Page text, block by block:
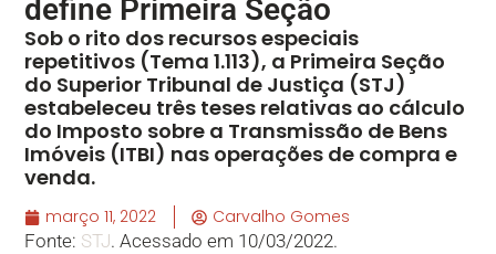
define Primeira Seção
Sob o rito dos recursos especiais
repetitivos (Tema 1.113), a Primeira Seção
do Superior Tribunal de Justiça (STJ)
estabeleceu três teses relativas ao cálculo
do Imposto sobre a Transmissão de Bens
Imóveis (ITBI) nas operações de compra e
venda.
março 11, 2022
Carvalho Gomes
Fonte: STJ. Acessado em 10/03/2022.